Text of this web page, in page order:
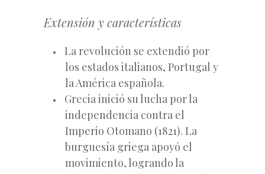
Extensión y características
La revolución se extendió por
los estados italianos, Portugal y
la América española.
Grecia inició su lucha por la
independencia contra el
Imperio Otomano (1821). La
burguesía griega apoyó el
movimiento, logrando la